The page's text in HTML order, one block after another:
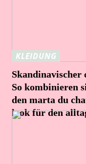
KLEIDUNG
Skandinavischer
So kombinieren
den marta du
look für den